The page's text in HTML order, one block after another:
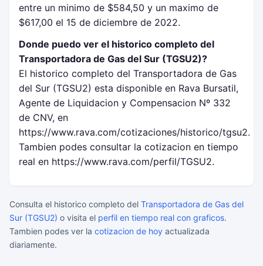
entre un minimo de $584,50 y un maximo de
$617,00 el 15 de diciembre de 2022.
Donde puedo ver el historico completo del
Transportadora de Gas del Sur (TGSU2)?
El historico completo del Transportadora de Gas
del Sur (TGSU2) esta disponible en Rava Bursatil,
Agente de Liquidacion y Compensacion Nº 332
de CNV, en
https://www.rava.com/cotizaciones/historico/tgsu2.
Tambien podes consultar la cotizacion en tiempo
real en https://www.rava.com/perfil/TGSU2.
Consulta el historico completo del Transportadora de Gas del
Sur (TGSU2) o visita el perfil en tiempo real con graficos.
Tambien podes ver la cotizacion de hoy actualizada
diariamente.